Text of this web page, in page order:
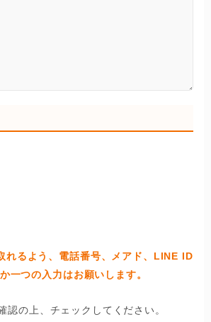
れるよう、電話番号、メアド、LINE ID
一つの入力はお願いします。
認の上、チェックしてください。